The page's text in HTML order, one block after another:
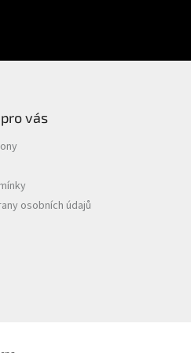
vás
osobních údajů